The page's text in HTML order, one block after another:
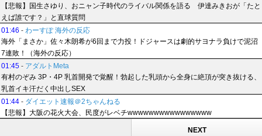
【悲報】国生さゆり、おニャン子時代のライバル関係を語る 伊達みきおが「たと
えば誰です？」と直球質問
01:46 - わーすぽ 海外の反応
海外「まさか」佐々木朗希が6回まで力投！ドジャースは劇的サヨナラ負けで泥沼
7連敗！（海外の反応）
01:45 - アダルトMeta
有村のぞみ 3P・4P 乳首開発で覚醒！勃起した乳頭から全身に絶頂が突き抜ける、
乳首イキ汗だく中出しSEX
01:44 - ダイエット速報＠2ちゃんねる
【悲報】大阪の花火大会、民度がレベチwwwwwwwwwwwwwwww
NEXT